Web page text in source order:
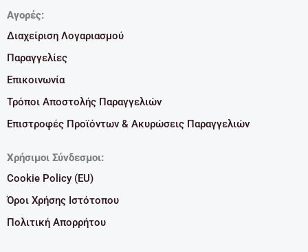
Αγορές:
Διαχείριση Λογαριασμού
Παραγγελίες
Επικοινωνία
Τρόποι Αποστολής Παραγγελιών
Επιστροφές Προϊόντων & Ακυρώσεις Παραγγελιών
Χρήσιμοι Σύνδεσμοι:
Cookie Policy (EU)
Όροι Χρήσης Ιστότοπου
Πολιτική Απορρήτου